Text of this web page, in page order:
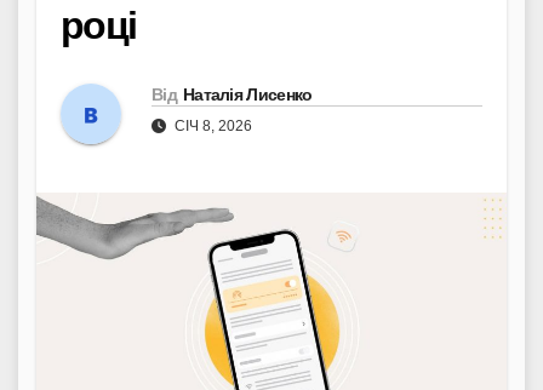
році
Від Наталія Лисенко
СІЧ 8, 2026